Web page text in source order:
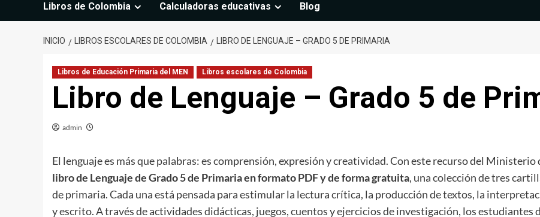
Libros de Colombia Calculadoras educativas Blog
INICIO LIBROS ESCOLARES DE COLOMBIA LIBRO DE LENGUAJE – GRADO 5 DE PRIMARIA
Libros de Educación Primaria del MEN Libros escolares de Colombia
Libro de Lenguaje – Grado 5 de
admin
El lenguaje es más que palabras: es comprensión, expresión y creatividad. Con este recurso del Ministerio
libro de Lenguaje de Grado 5 de Primaria en formato PDF y de forma gratuita, una colección de tres
de primaria. Cada una está pensada para estimular la lectura crítica, la producción de textos, la
y escrito. A través de actividades didácticas, juegos, cuentos y ejercicios de investigación, los